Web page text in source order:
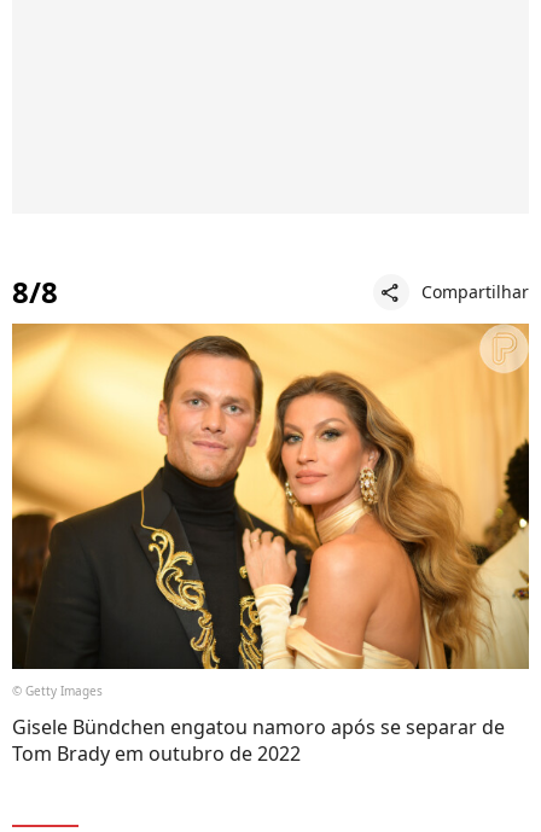
8/8 share Compartilhar
© Getty Images
Gisele Bündchen engatou namoro após se separar de
Tom Brady em outubro de 2022